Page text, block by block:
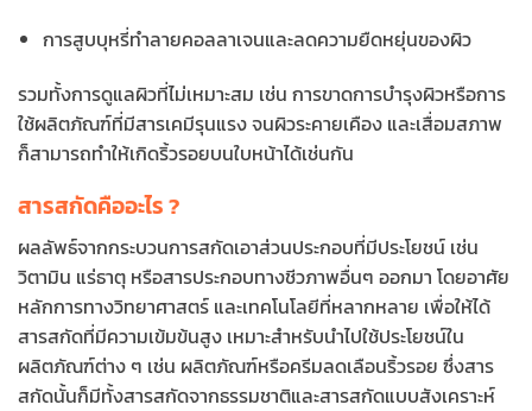
การสูบบุหรี่ทำลายคอลลาเจนและลดความยืดหยุ่นของผิว
รวมทั้งการดูแลผิวที่ไม่เหมาะสม เช่น การขาดการบำรุงผิวหรือการ
ใช้ผลิตภัณฑ์ที่มีสารเคมีรุนแรง จนผิวระคายเคือง และเสื่อมสภาพ
ก็สามารถทำให้เกิดริ้วรอยบนใบหน้าได้เช่นกัน
สารสกัดคืออะไร ?
ผลลัพธ์จากกระบวนการสกัดเอาส่วนประกอบที่มีประโยชน์ เช่น
วิตามิน แร่ธาตุ หรือสารประกอบทางชีวภาพอื่นๆ ออกมา โดยอาศัย
หลักการทางวิทยาศาสตร์ และเทคโนโลยีที่หลากหลาย เพื่อให้ได้
สารสกัดที่มีความเข้มข้นสูง เหมาะสำหรับนำไปใช้ประโยชน์ใน
ผลิตภัณฑ์ต่าง ๆ เช่น ผลิตภัณฑ์หรือครีมลดเลือนริ้วรอย ซึ่งสาร
สกัดนั้นก็มีทั้งสารสกัดจากธรรมชาติและสารสกัดแบบสังเคราะห์